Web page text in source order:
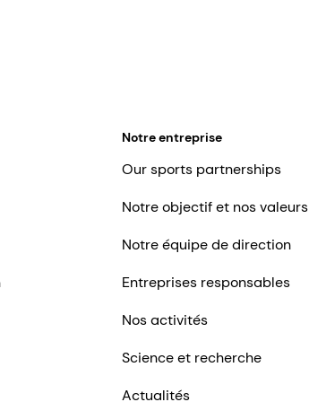
Notre entreprise
Our sports partnerships
Notre objectif et nos valeurs
Notre équipe de direction
Entreprises responsables
Nos activités
Science et recherche
Actualités